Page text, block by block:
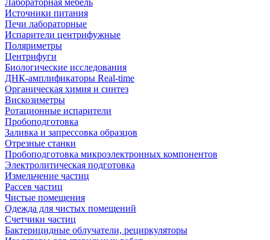
Лабораторная мебель
Источники питания
Печи лабораторные
Испарители центрифужные
Поляриметры
Центрифуги
Биологические исследования
ДНК-амплификаторы Real-time
Органическая химия и синтез
Вискозиметры
Ротационные испарители
Пробоподготовка
Заливка и запрессовка образцов
Отрезные станки
Пробоподготовка микроэлектронных компонентов
Электролитическая подготовка
Измельчение частиц
Рассев частиц
Чистые помещения
Одежда для чистых помещений
Счетчики частиц
Бактерицидные облучатели, рециркуляторы